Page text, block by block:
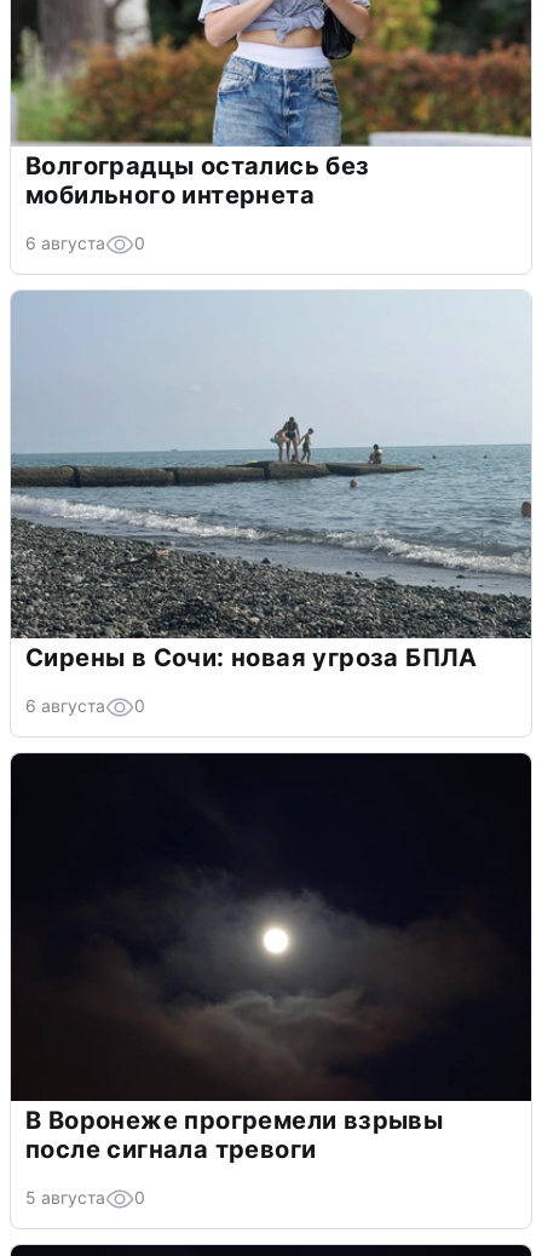
Волгоградцы остались без
мобильного интернета
6 августа 0
Сирены в Сочи: новая угроза БПЛА
6 августа 0
В Воронеже прогремели взрывы
после сигнала тревоги
5 августа 0